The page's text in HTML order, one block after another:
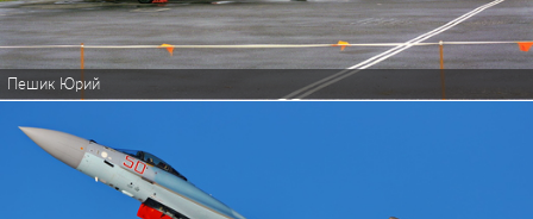
Пешик Юрий